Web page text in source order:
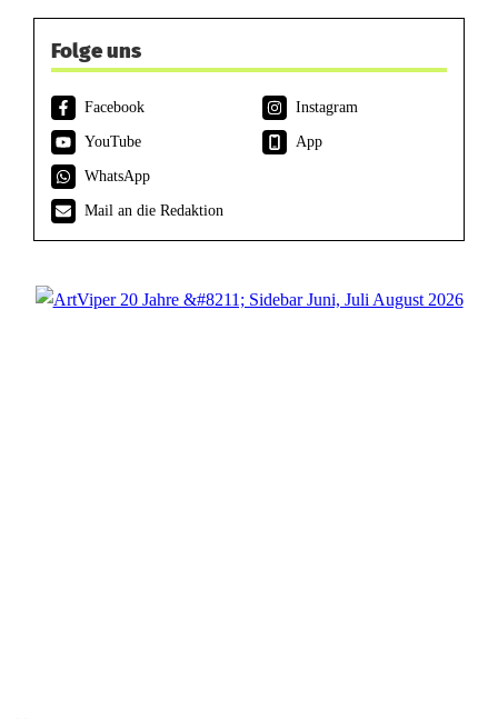
Folge uns
Facebook
Instagram
YouTube
App
WhatsApp
Mail an die Redaktion